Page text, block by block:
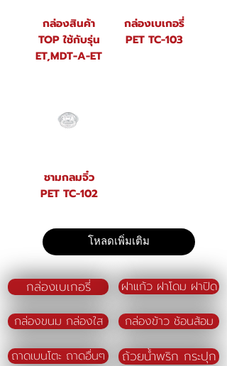
กล่องสินค้า
TOP ใช้กับรุ่น
ET,MDT-A-ET
กล่องเบเกอรี่
PET TC-103
ชามกลมจิ๋ว
PET TC-102
โหลดเพิ่มเติม
กล่องเบเกอรี่ ฝาแก้ว ฝาโดม ฝาปิด
กล่องขนม กล่องใส
ถาดเบนโตะ ถาดอื่นๆ
กล่องข้าว ช้อนส้อม
ถ้วยน้ำพริก กระปุก